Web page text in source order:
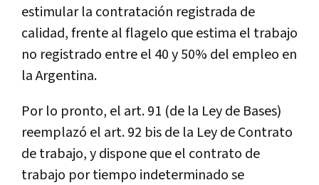
estimular la contratación registrada de
calidad, frente al flagelo que estima el trabajo
no registrado entre el 40 y 50% del empleo en
la Argentina.
Por lo pronto, el art. 91 (de la Ley de Bases)
reemplazó el art. 92 bis de la Ley de Contrato
de trabajo, y dispone que el contrato de
trabajo por tiempo indeterminado se